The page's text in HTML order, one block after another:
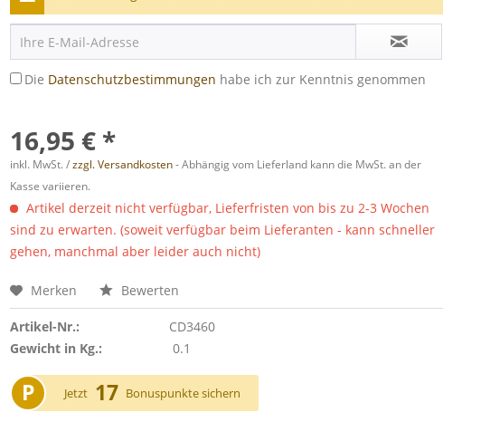
Die Datenschutzbestimmungen habe ich zur Kenntnis genommen
16,95 € *
inkl. MwSt. /zzgl. Versandkosten- Abhängig vom Lieferland kann die MwSt. an der
Kasse variieren.
Artikel derzeit nicht verfügbar, Lieferfristen von bis zu 2-3 Wochen
sind zu erwarten. (soweit verfügbar beim Lieferanten - kann schneller
gehen, manchmal aber leider auch nicht)
Merken Bewerten
Artikel-Nr.:
CD3460
Gewicht in Kg.:
0.1
P Jetzt 17 Bonuspunkte sichern